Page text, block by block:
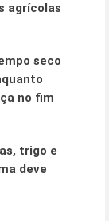
agrícolas
seco
no fim
trigo e
deve